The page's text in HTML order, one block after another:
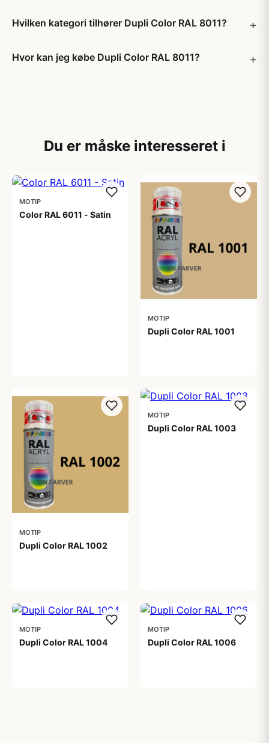
Hvilken kategori tilhører Dupli Color RAL 8011?
Hvor kan jeg købe Dupli Color RAL 8011?
Du er måske interesseret i
MOTIP
Color RAL 6011 - Satin
MOTIP
Dupli Color RAL 1001
MOTIP
Dupli Color RAL 1002
MOTIP
Dupli Color RAL 1003
MOTIP
Dupli Color RAL 1004
MOTIP
Dupli Color RAL 1006